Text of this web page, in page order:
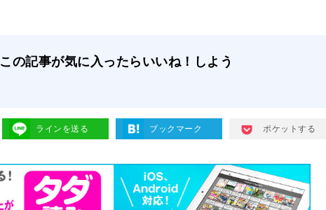
この記事が気に入ったらいいね！しよう
ラインを送る ブックマーク ポケットする